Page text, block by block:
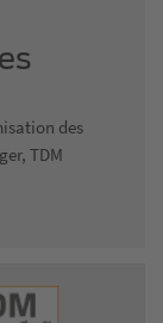
voie à
dans
des
TDM